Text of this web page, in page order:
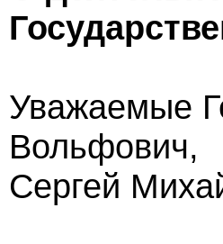
Уважаемые
Вольфович,
Сергей